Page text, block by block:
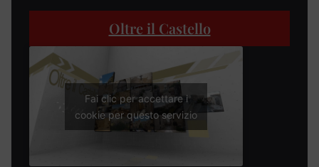
Oltre il Castello
Fai clic per accettare i
cookie per questo servizio